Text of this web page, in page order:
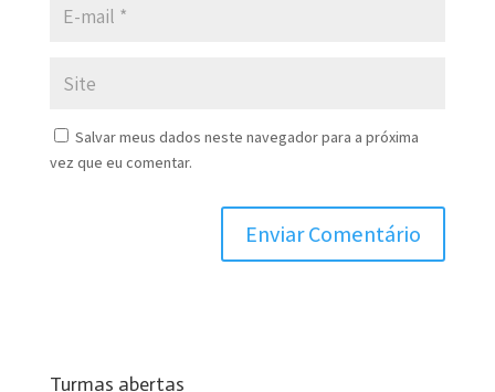
Salvar meus dados neste navegador para a próxima
vez que eu comentar.
Turmas abertas